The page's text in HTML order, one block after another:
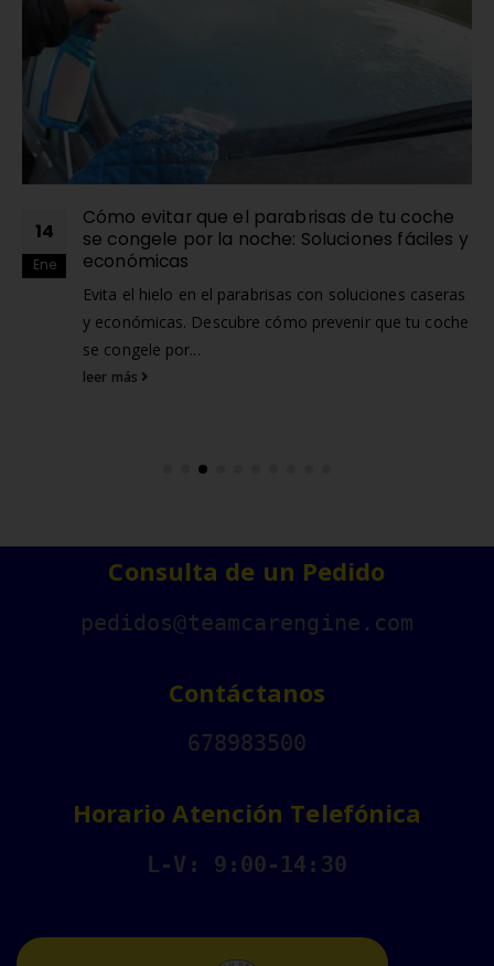
14
Ene
Cómo evitar que el parabrisas de tu coche
se congele por la noche: Soluciones fáciles y
económicas
Evita el hielo en el parabrisas con soluciones caseras
y económicas. Descubre cómo prevenir que tu coche
se congele por...
leer más
Consulta de un Pedido
pedidos@teamcarengine.com
Contáctanos
678983500
Horario Atención Telefónica
L-V: 9:00-14:30